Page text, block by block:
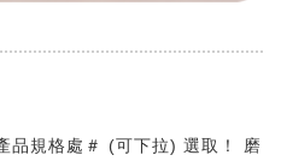
品規格處＃ (可下拉) 選取！ 磨